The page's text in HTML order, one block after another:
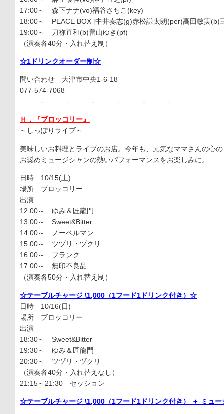
17:00～ 森下ナナ(vo)福谷さちこ(key)
18:00～ PEACE BOX [中井奏志(g)赤松謙太朗(per)高田敏実(b)
19:00～ 刀祢直和(b)畠山ゆき(pf)
（演奏各40分・入れ替え制）
☆1ドリンクオーダー制☆
問い合わせ 大津市中央1-6-18
077-574-7068
———- ———- ———- ———- ———- ———-
Ｈ．『ブロッコリー』
～しっぽりライブ～
美味しいお料理とライブのお店。今年も、元気なママさんの心
お奨めミュージシャンの熱いパフォーマンスをお楽しみに。
日時 10/15(土)
場所 ブロッコリー
出演
12:00～ ゆみ＆匠龍門
13:00～ Sweet&Bitter
14:00～ ノーベルマン
15:00～ ツヅリ・ヅクリ
16:00～ フランク
17:00～ 無印不良品
（演奏各50分・入れ替え制）
☆テーブルチャージ \1,000（1フード1ドリンク付き）☆
日時 10/16(日)
場所 ブロッコリー
出演
18:30～ Sweet&Bitter
19:30～ ゆみ＆匠龍門
20:30～ ツヅリ・ヅクリ
（演奏各40分・入れ替えなし）
21:15～21:30 セッション
☆テーブルチャージ \1,000（1フード1ドリンク付き） ＋ ミュ